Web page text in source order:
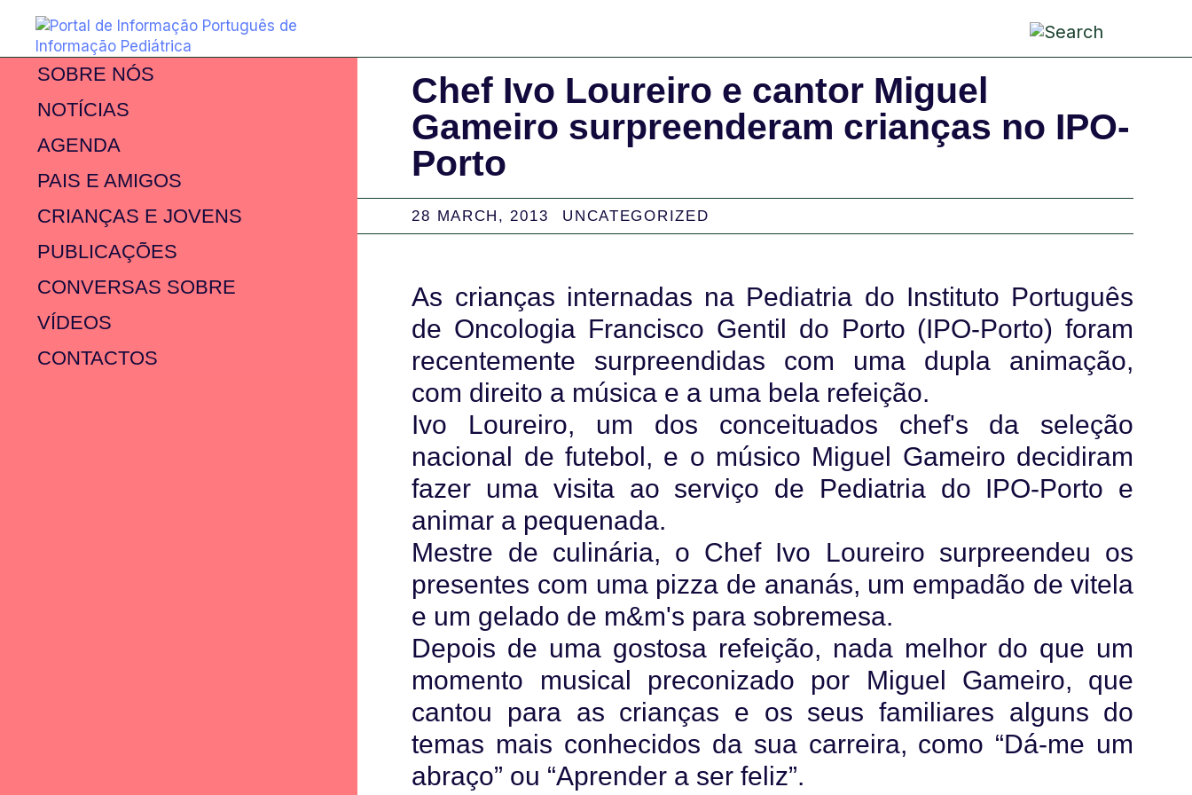
SOBRE NÓS
NOTÍCIAS
AGENDA
PAIS E AMIGOS
CRIANÇAS E JOVENS
PUBLICAÇÕES
CONVERSAS SOBRE
VÍDEOS
CONTACTOS
Chef Ivo Loureiro e cantor Miguel
Gameiro surpreenderam crianças no IPO-
Porto
28 MARCH, 2013 UNCATEGORIZED
As crianças internadas na Pediatria do Instituto Português
de Oncologia Francisco Gentil do Porto (IPO-Porto) foram
recentemente surpreendidas com uma dupla animação,
com direito a música e a uma bela refeição.
Ivo Loureiro, um dos conceituados chef's da seleção
nacional de futebol, e o músico Miguel Gameiro decidiram
fazer uma visita ao serviço de Pediatria do IPO-Porto e
animar a pequenada.
Mestre de culinária, o Chef Ivo Loureiro surpreendeu os
presentes com uma pizza de ananás, um empadão de vitela
e um gelado de m&m's para sobremesa.
Depois de uma gostosa refeição, nada melhor do que um
momento musical preconizado por Miguel Gameiro, que
cantou para as crianças e os seus familiares alguns do
temas mais conhecidos da sua carreira, como “Dá-me um
abraço” ou “Aprender a ser feliz”.